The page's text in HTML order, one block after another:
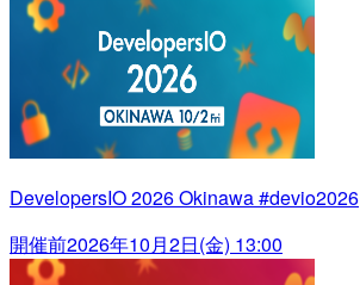
DevelopersIO 2026 Okinawa #devio2026
開催前2026年10月2日(金) 13:00